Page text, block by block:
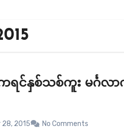
ကရင်နှစ်သစ်ကူး မင်္ဂ
2015 No Comments